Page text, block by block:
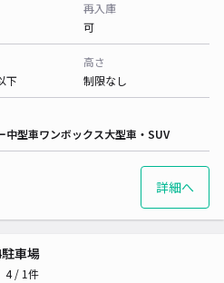
再入庫
可
下
高さ
制限なし
中型車ワンボックス大型車・SUV
詳細へ
車場
4/ 1件